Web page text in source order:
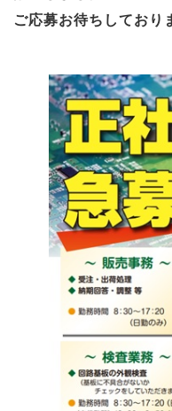
ご応募お待ちしており